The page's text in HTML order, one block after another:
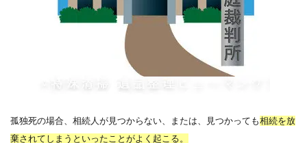
孤独死の場合、相続人が見つからない、または、見つかっても相続を放
棄されてしまうといったことがよく起こる。